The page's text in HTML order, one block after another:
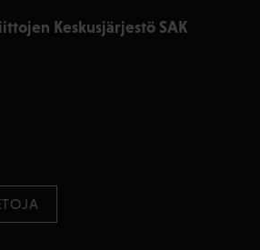
Keskusjärjestö SAK